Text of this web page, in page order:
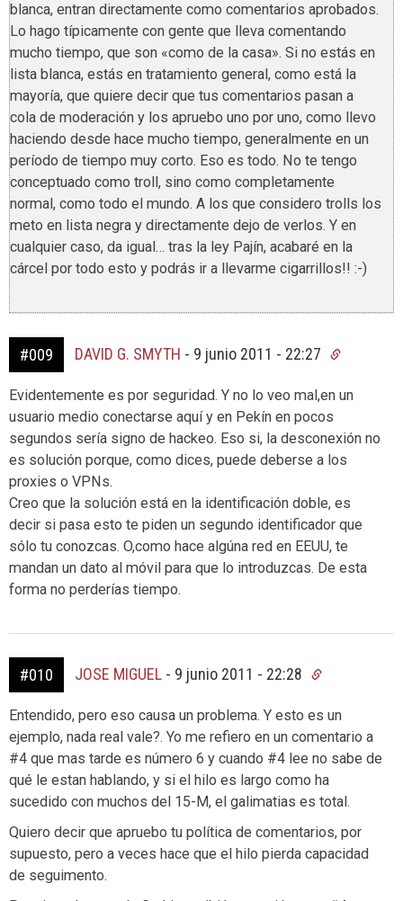
blanca, entran directamente como comentarios aprobados.
Lo hago típicamente con gente que lleva comentando
mucho tiempo, que son «como de la casa». Si no estás en
lista blanca, estás en tratamiento general, como está la
mayoría, que quiere decir que tus comentarios pasan a
cola de moderación y los apruebo uno por uno, como llevo
haciendo desde hace mucho tiempo, generalmente en un
período de tiempo muy corto. Eso es todo. No te tengo
conceptuado como troll, sino como completamente
normal, como todo el mundo. A los que considero trolls los
meto en lista negra y directamente dejo de verlos. Y en
cualquier caso, da igual… tras la ley Pajín, acabaré en la
cárcel por todo esto y podrás ir a llevarme cigarrillos!! :-)
#009 DAVID G. SMYTH - 9 junio 2011 - 22:27
Evidentemente es por seguridad. Y no lo veo mal,en un
usuario medio conectarse aquí y en Pekín en pocos
segundos sería signo de hackeo. Eso si, la desconexión no
es solución porque, como dices, puede deberse a los
proxies o VPNs.
Creo que la solución está en la identificación doble, es
decir si pasa esto te piden un segundo identificador que
sólo tu conozcas. O,como hace algúna red en EEUU, te
mandan un dato al móvil para que lo introduzcas. De esta
forma no perderías tiempo.
#010 JOSE MIGUEL - 9 junio 2011 - 22:28
Entendido, pero eso causa un problema. Y esto es un
ejemplo, nada real vale?. Yo me refiero en un comentario a
#4 que mas tarde es número 6 y cuando #4 lee no sabe de
qué le estan hablando, y si el hilo es largo como ha
sucedido con muchos del 15-M, el galimatias es total.
Quiero decir que apruebo tu política de comentarios, por
supuesto, pero a veces hace que el hilo pierda capacidad
de seguimento.